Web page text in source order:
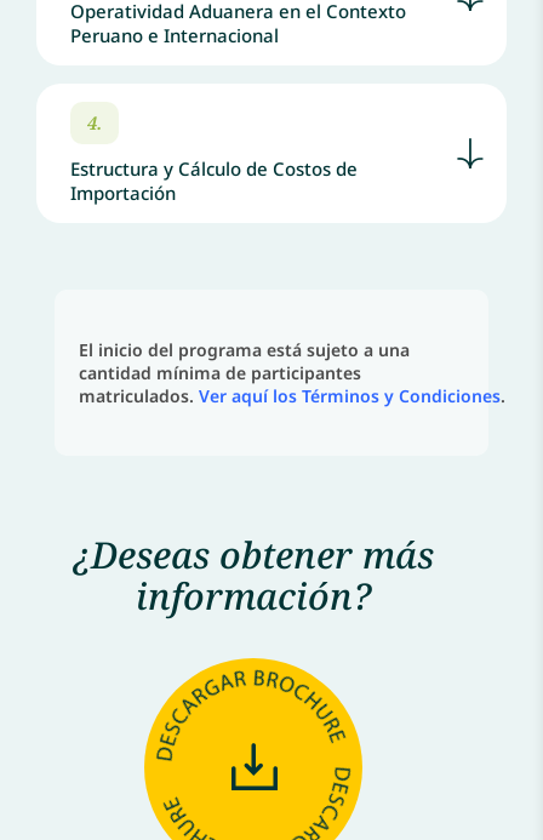
Operatividad Aduanera en el Contexto
Peruano e Internacional
4.
Estructura y Cálculo de Costos de
Importación
El inicio del programa está sujeto a una
cantidad mínima de participantes
matriculados. Ver aquí los Términos y Condiciones.
¿Deseas obtener más
información?